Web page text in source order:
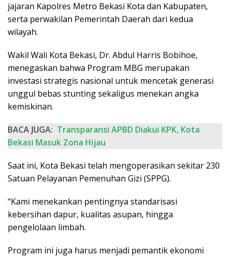
jajaran Kapolres Metro Bekasi Kota dan Kabupaten,
serta perwakilan Pemerintah Daerah dari kedua
wilayah.
Wakil Wali Kota Bekasi, Dr. Abdul Harris Bobihoe,
menegaskan bahwa Program MBG merupakan
investasi strategis nasional untuk mencetak generasi
unggul bebas stunting sekaligus menekan angka
kemiskinan.
BACA JUGA: Transparansi APBD Diakui KPK, Kota
Bekasi Masuk Zona Hijau
Saat ini, Kota Bekasi telah mengoperasikan sekitar 230
Satuan Pelayanan Pemenuhan Gizi (SPPG).
“Kami menekankan pentingnya standarisasi
kebersihan dapur, kualitas asupan, hingga
pengelolaan limbah.
Program ini juga harus menjadi pemantik ekonomi